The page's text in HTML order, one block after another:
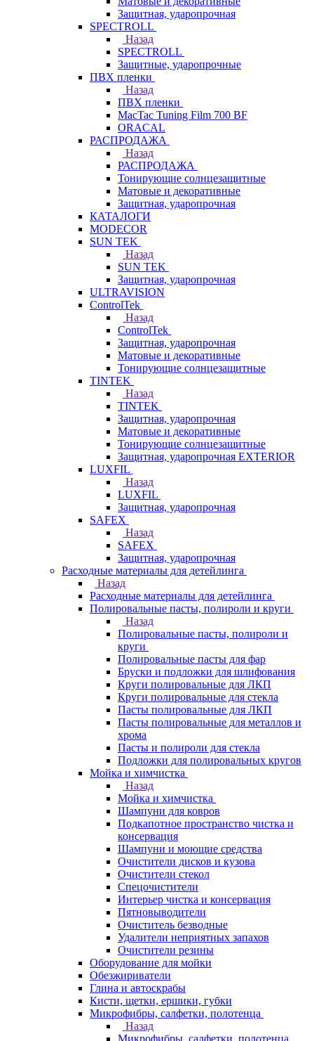
Защитная, ударопрочная
SPECTROLL
Назад
SPECTROLL
Защитные, ударопрочные
ПВХ пленки
Назад
ПВХ пленки
MacTac Tuning Film 700 BF
ORACAL
РАСПРОДАЖА
Назад
РАСПРОДАЖА
Тонирующие солнцезащитные
Матовые и декоративные
Защитная, ударопрочная
КАТАЛОГИ
MODECOR
SUN TEK
Назад
SUN TEK
Защитная, ударопрочная
ULTRAVISION
ControlTek
Назад
ControlTek
Защитная, ударопрочная
Матовые и декоративные
Тонирующие солнцезащитные
TINTEK
Назад
TINTEK
Защитная, ударопрочная
Матовые и декоративные
Тонирующие солнцезащитные
Защитная, ударопрочная EXTERIOR
LUXFIL
Назад
LUXFIL
Защитная, ударопрочная
SAFEX
Назад
SAFEX
Защитная, ударопрочная
Расходные материалы для детейлинга
Назад
Расходные материалы для детейлинга
Полировальные пасты, полироли и круги
Назад
Полировальные пасты, полироли и
круги
Полировальные пасты для фар
Бруски и подложки для шлифования
Круги полировальные для ЛКП
Круги полировальные для стекла
Пасты полировальные для ЛКП
Пасты полировальные для металлов и
хрома
Пасты и полироли для стекла
Подложки для полировальных кругов
Мойка и химчистка
Назад
Мойка и химчистка
Шампуни для ковров
Подкапотное пространство чистка и
консервация
Шампуни и моющие средства
Очистители дисков и кузова
Очистители стекол
Спецочистители
Интерьер чистка и консервация
Пятновыводители
Очиститель безводные
Удалители неприятных запахов
Очистители резины
Оборудование для мойки
Обезжириватели
Глина и автоскрабы
Кисти, щетки, ершики, губки
Микрофибры, салфетки, полотенца
Назад
Микрофибры, салфетки, полотенца